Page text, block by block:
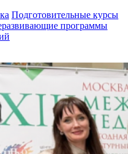
Подготовительные курсы
программы